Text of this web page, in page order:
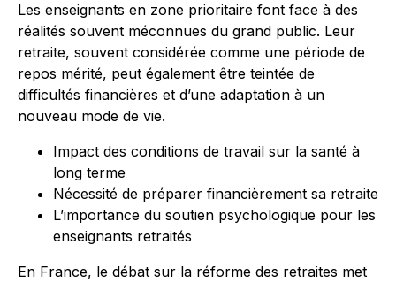
Les enseignants en zone prioritaire font face à des
réalités souvent méconnues du grand public. Leur
retraite, souvent considérée comme une période de
repos mérité, peut également être teintée de
difficultés financières et d’une adaptation à un
nouveau mode de vie.
Impact des conditions de travail sur la santé à
long terme
Nécessité de préparer financièrement sa retraite
L’importance du soutien psychologique pour les
enseignants retraités
En France, le débat sur la réforme des retraites met